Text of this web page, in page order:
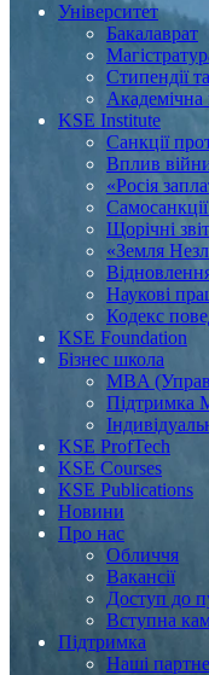
Університет
Бакалаврат
Стипендії
Академічна
KSE Institute
Санкції
Вплив
«Росія
Щорічні
«Земля
Наукові
Кодекс
KSE Foundation
Бізнес школа
MBA
Підтримка
KSE ProfTech
KSE Courses
KSE Publications
Новини
Про нас
Обличчя
Вакансії
Доступ до
Вступна
Підтримка
Наші